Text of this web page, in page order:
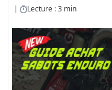
Lecture : 3 min